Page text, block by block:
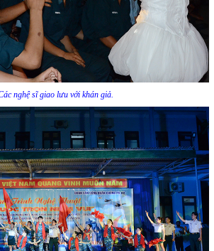
nghệ sĩ giao lưu với khán giả.